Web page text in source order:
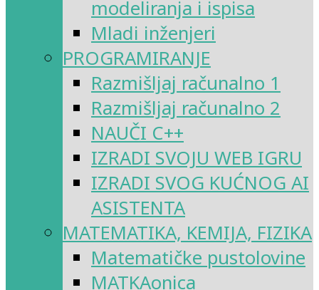
modeliranja i ispisa
Mladi inženjeri
PROGRAMIRANJE
Razmišljaj računalno 1
Razmišljaj računalno 2
NAUČI C++
IZRADI SVOJU WEB IGRU
IZRADI SVOG KUĆNOG AI
ASISTENTA
MATEMATIKA, KEMIJA, FIZIKA
Matematičke pustolovine
MATKAonica